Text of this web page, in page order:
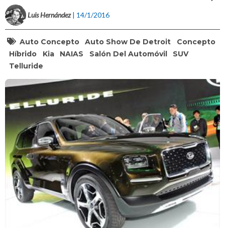
Luis Hernández | 14/1/2016
Auto Concepto Auto Show De Detroit
Concepto
Híbrido
Kia NAIAS Salón Del Automóvil
SUV
Telluride